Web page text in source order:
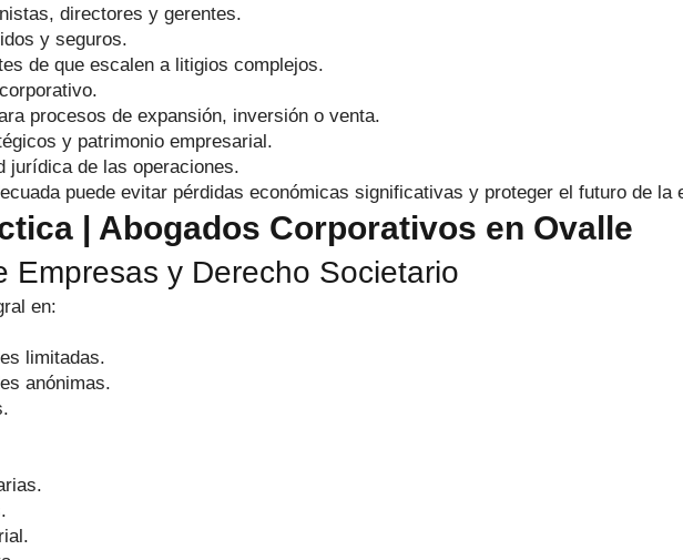
directores y gerentes.
y seguros.
de que escalen a litigios complejos.
procesos de expansión, inversión o venta.
y patrimonio empresarial.
jurídica de las operaciones.
puede evitar pérdidas económicas significativas y proteger el futuro de la
| Abogados Corporativos en Ovalle
Empresas y Derecho Societario
en:
limitadas.
anónimas.